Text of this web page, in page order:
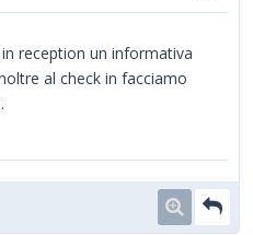
reception un informativa
al check in facciamo